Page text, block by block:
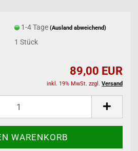
1-4 Tage (Ausland abweichend)
1 Stück
89,00 EUR
inkl. 19% MwSt. zzgl. Versand